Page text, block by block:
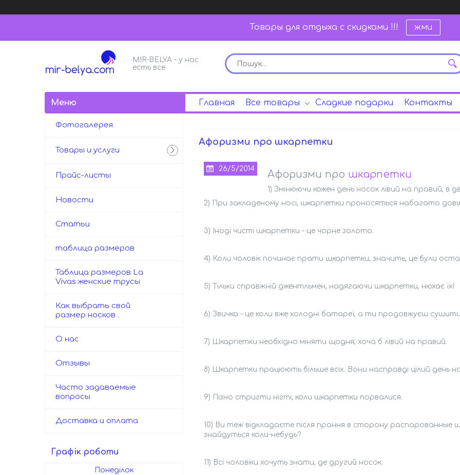
Товары для отдыха с скидками !!! жми
MIR-BELYA - у нас
есть все
Главная Все товары Сладкие подарки Контакты
Афоризми про шкарпетки
26/5/2014
Афоризми про шкарпетки
1) Змінюючи кожен день носок лівий на правий,
2) При закладеному носі, шкарпетки проносяться набагато
3) Іноді чисті шкарпетки - це чорне золото.
4) Коли чоловік починає прати шкарпетки, значить, це були
5) Тільки справжній джентльмен, надягаючи шкарпетки, нюхає їх!
6) Звичка - це коли вже холодні батареї, а ти продовжуєш
7) Шкарпетки необхідно міняти щодня, хоча б лівий на правий.
8) Шкарпетки працюють більше всіх. Вони насправді цілий день
9) Пізно стригти нігті, коли шкарпетки порвалися.
10) Ви теж відкладаєте після прання в сторону распарованные
знайдуться коли-небудь?
11) Всі чоловіки хочуть знати, де другий носок.
Фотогалерея
Товары и услуги
Прайс-листы
Новости
Статьи
таблица размеров
Таблица размеров La
Vivas женские трусы
Как выбрать свой
размер носков .
О нас
Отзывы
Часто задаваемые
вопросы
Доставка и оплата
Графік роботи
Понеділок